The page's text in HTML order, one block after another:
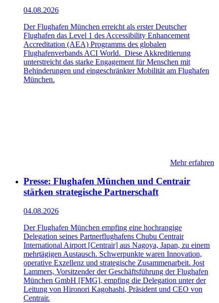
04.08.2026
Der Flughafen München erreicht als erster Deutscher
Flughafen das Level 1 des Accessibility Enhancement
Accreditation (AEA) Programms des globalen
Flughafenverbands ACI World. Diese Akkreditierung
unterstreicht das starke Engagement für Menschen mit
Behinderungen und eingeschränkter Mobilität am Flughafen
München.
Mehr erfahren
Presse: Flughafen München und Centrair
stärken strategische Partnerschaft
04.08.2026
Der Flughafen München empfing eine hochrangige
Delegation seines Partnerflughafens Chubu Centrair
International Airport [Centrair] aus Nagoya, Japan, zu einem
mehrtägigen Austausch. Schwerpunkte waren Innovation,
operative Exzellenz und strategische Zusammenarbeit. Jost
Lammers, Vorsitzender der Geschäftsführung der Flughafen
München GmbH [FMG], empfing die Delegation unter der
Leitung von Hironori Kagohashi, Präsident und CEO von
Centrair.